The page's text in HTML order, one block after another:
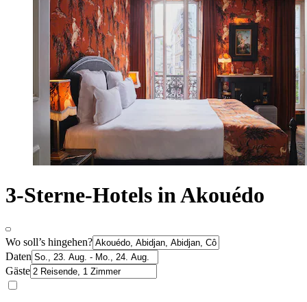
3-Sterne-Hotels in Akouédo
Wo soll’s hingehen?
Daten
Gäste